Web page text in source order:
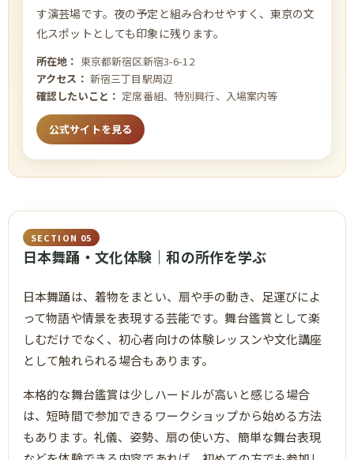
す演芸場です。夜の予定と組み合わせやすく、東京の文
化スポットとしても印象に残ります。
所在地： 東京都新宿区新宿3-6-12
アクセス： 新宿三丁目駅周辺
確認したいこと： 定席番組、特別興行、入場案内等
公式サイトを見る
SECTION 05
日本舞踊・文化体験｜和の所作を学ぶ
日本舞踊は、着物をまとい、扇や手の動き、足運びによ
って物語や情景を表現する芸能です。舞台鑑賞として楽
しむだけでなく、初心者向けの体験レッスンや文化講座
として触れられる場合もあります。
本格的な舞台鑑賞は少しハードルが高いと感じる場合
は、短時間で参加できるワークショップから始める方法
もあります。礼儀、姿勢、扇の使い方、簡単な舞台表現